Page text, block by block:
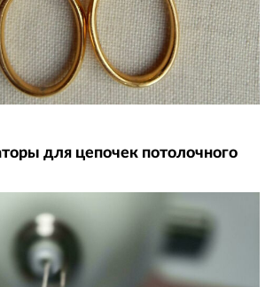
для цепочек потолочного